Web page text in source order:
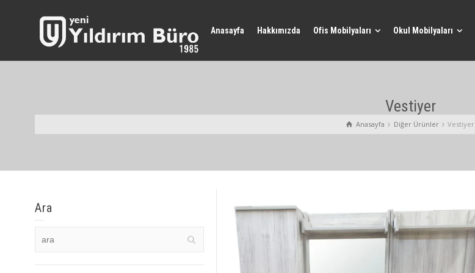
Anasayfa Hakkımızda Ofis Mobilyaları Okul Mobilyaları
Vestiyer
Anasayfa Diğer Ürünler Vestiyer
Ara